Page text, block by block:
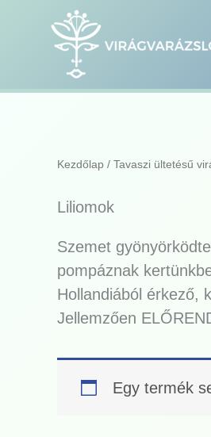
Kezdőlap / Tavaszi ültetésű
Liliomok
Szemet
pompáznak
Hollandiából érkező,
Jellemzően
Egy termék